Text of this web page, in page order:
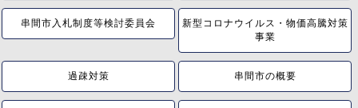
串間市入札制度等検討委員会
新型コロナウイルス・物価高騰対策
事業
過疎対策 串間市の概要